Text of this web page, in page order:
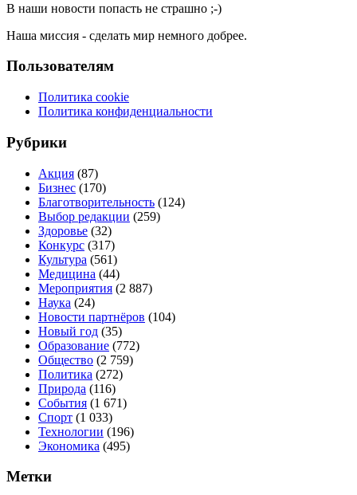
В наши новости попасть не страшно ;-)
Наша миссия - сделать мир немного добрее.
Пользователям
Политика cookie
Политика конфиденциальности
Рубрики
Акция (87)
Бизнес (170)
Благотворительность (124)
Выбор редакции (259)
Здоровье (32)
Конкурс (317)
Культура (561)
Медицина (44)
Мероприятия (2 887)
Наука (24)
Новости партнёров (104)
Новый год (35)
Образование (772)
Общество (2 759)
Политика (272)
Природа (116)
События (1 671)
Спорт (1 033)
Технологии (196)
Экономика (495)
Метки